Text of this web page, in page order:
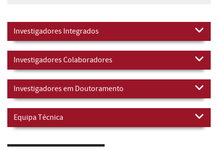
Investigadores Integrados
Investigadores Colaboradores
Investigadores em Doutoramento
Equipa Técnica